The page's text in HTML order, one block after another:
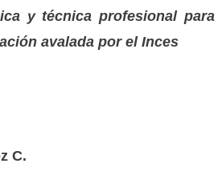
y técnica profesional para
avalada por el Inces
C.